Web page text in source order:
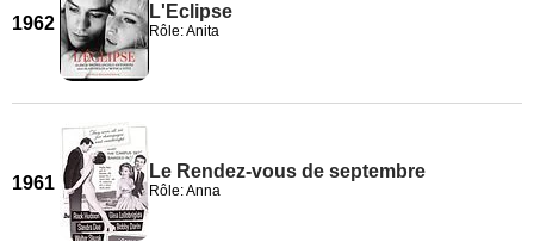
1962
L'Eclipse
Rôle: Anita
1961
Le Rendez-vous de septembre
Rôle: Anna